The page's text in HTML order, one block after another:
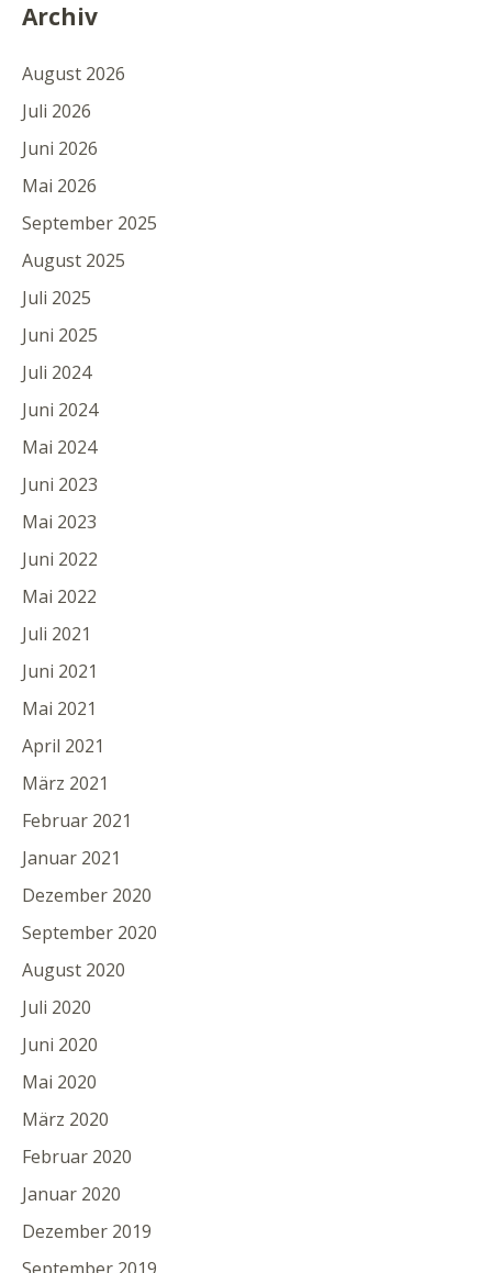
Archiv
August 2026
Juli 2026
Juni 2026
Mai 2026
September 2025
August 2025
Juli 2025
Juni 2025
Juli 2024
Juni 2024
Mai 2024
Juni 2023
Mai 2023
Juni 2022
Mai 2022
Juli 2021
Juni 2021
Mai 2021
April 2021
März 2021
Februar 2021
Januar 2021
Dezember 2020
September 2020
August 2020
Juli 2020
Juni 2020
Mai 2020
März 2020
Februar 2020
Januar 2020
Dezember 2019